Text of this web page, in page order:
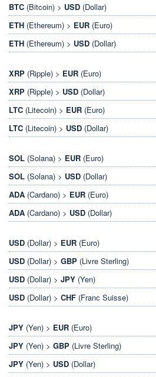
BTC (Bitcoin) > USD (Dollar)
ETH (Ethereum) > EUR (Euro)
ETH (Ethereum) > USD (Dollar)
XRP (Ripple) > EUR (Euro)
XRP (Ripple) > USD (Dollar)
LTC (Litecoin) > EUR (Euro)
LTC (Litecoin) > USD (Dollar)
SOL (Solana) > EUR (Euro)
SOL (Solana) > USD (Dollar)
ADA (Cardano) > EUR (Euro)
ADA (Cardano) > USD (Dollar)
USD (Dollar) > EUR (Euro)
USD (Dollar) > GBP (Livre Sterling)
USD (Dollar) > JPY (Yen)
USD (Dollar) > CHF (Franc Suisse)
JPY (Yen) > EUR (Euro)
JPY (Yen) > GBP (Livre Sterling)
JPY (Yen) > USD (Dollar)